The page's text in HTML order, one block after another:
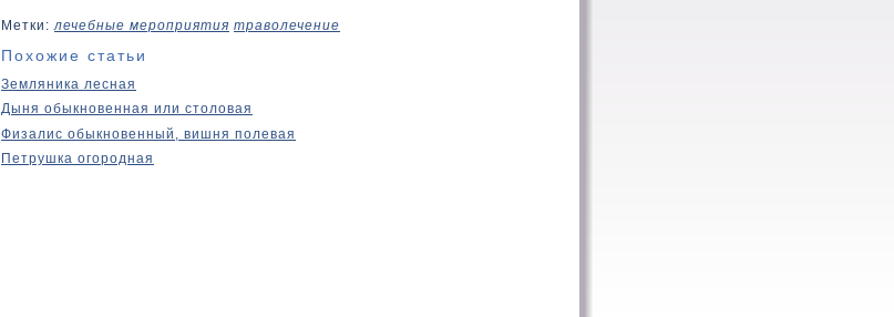
Метки:лечебные мероприятия траволечение
Похожие статьи
Земляника лесная
Дыня обыкновенная или столовая
Физалис обыкновенный, вишня полевая
Петрушка огородная